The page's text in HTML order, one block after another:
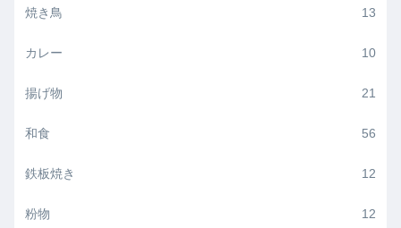
焼き鳥 13
カレー 10
揚げ物 21
和食 56
鉄板焼き 12
粉物 12